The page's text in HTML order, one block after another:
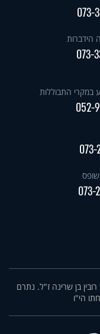
073-
הידברות
073-
במקרי התבוללות
052-
073-
073-
בן שרינה ז"ל. נתרם
הי"ו